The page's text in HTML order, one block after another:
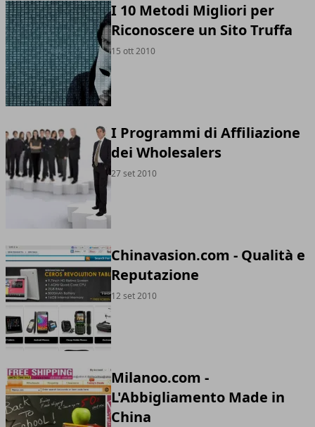
I 10 Metodi Migliori per
Riconoscere un Sito Truffa
15 ott 2010
I Programmi di Affiliazione
dei Wholesalers
27 set 2010
Chinavasion.com - Qualità e
Reputazione
12 set 2010
Milanoo.com -
L'Abbigliamento Made in
China